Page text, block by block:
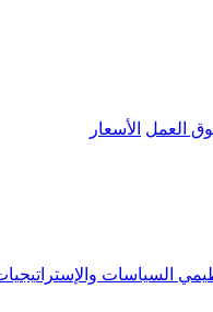
العمل الأسعار
السياسات